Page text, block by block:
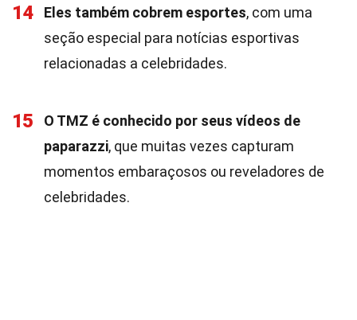
14 Eles também cobrem esportes, com uma
seção especial para notícias esportivas
relacionadas a celebridades.
15
O TMZ é conhecido por seus vídeos de
paparazzi, que muitas vezes capturam
momentos embaraçosos ou reveladores de
celebridades.